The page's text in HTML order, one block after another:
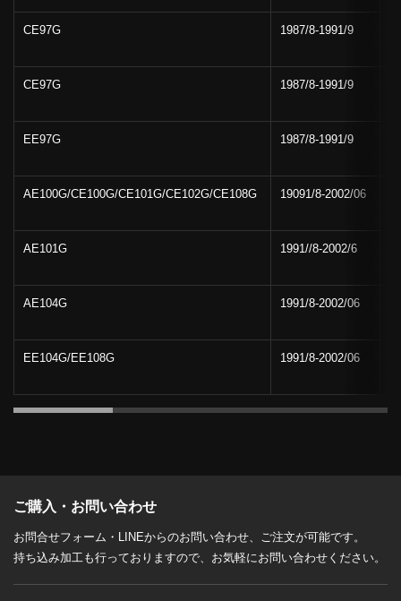
CE97G 1987/8-1991/9
CE97G 1987/8-1991/9
EE97G 1987/8-1991/9
AE100G/CE100G/CE101G/CE102G/CE108G 19091/8-2002/06
AE101G 1991//8-2002/6
AE104G 1991/8-2002/06
EE104G/EE108G 1991/8-2002/06
ご購入・お問い合わせ
お問合せフォーム・LINEからのお問い合わせ、ご注文が可能です。
持ち込み加工も行っておりますので、お気軽にお問い合わせください。